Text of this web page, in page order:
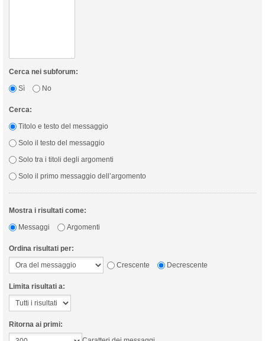
Cerca nei subforum:
Sì
No
Cerca:
Titolo e testo del messaggio
Solo il testo del messaggio
Solo tra i titoli degli argomenti
Solo il primo messaggio dell’argomento
Mostra i risultati come:
Messaggi
Argomenti
Ordina risultati per:
Crescente
Decrescente
Limita risultati a:
Ritorna ai primi: